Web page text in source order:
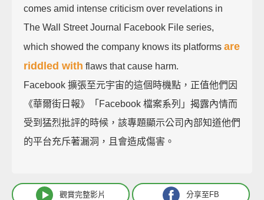
comes amid intense criticism over revelations in
The Wall Street Journal Facebook File series,
which showed the company knows its platforms are
riddled with flaws that cause harm.
Facebook 擴張至元宇宙的這個時機點，正值他們因
《華爾街日報》「Facebook 檔案系列」揭露內情而
受到猛烈批評的時候，該專題顯示公司內部知道他們
的平台充斥著漏洞，且會造成傷害。
觀賞完整影片 分享至FB